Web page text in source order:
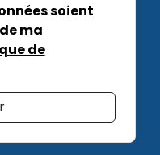
soient
ma
de